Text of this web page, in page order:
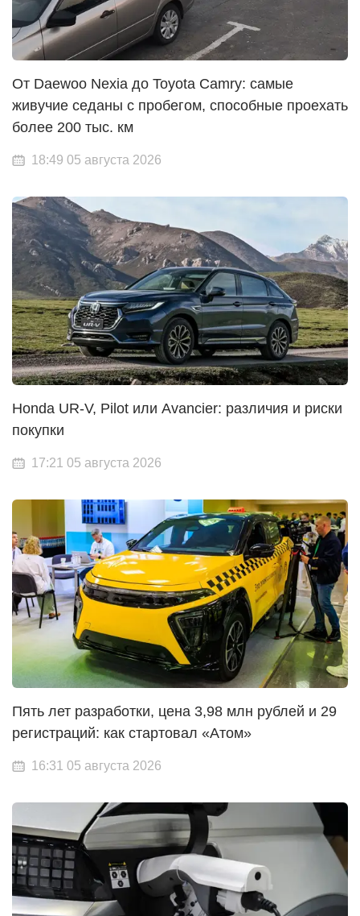
От Daewoo Nexia до Toyota Camry: самые
живучие седаны с пробегом, способные проехать
более 200 тыс. км
18:49 05 августа 2026
Honda UR-V, Pilot или Avancier: различия и риски
покупки
17:21 05 августа 2026
Пять лет разработки, цена 3,98 млн рублей и 29
регистраций: как стартовал «Атом»
16:31 05 августа 2026